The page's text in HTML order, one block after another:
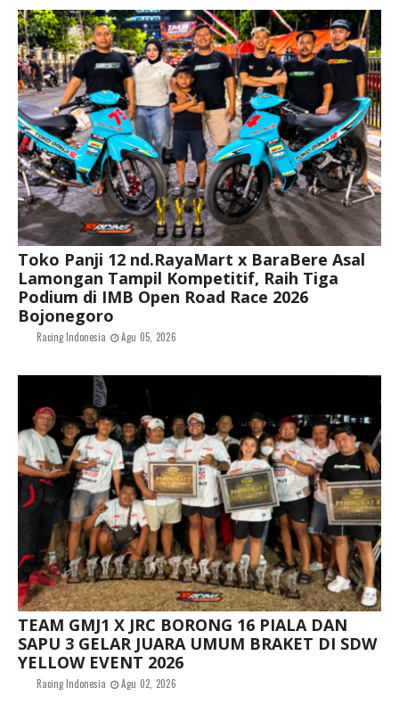
Toko Panji 12 nd.RayaMart x BaraBere Asal
Lamongan Tampil Kompetitif, Raih Tiga
Podium di IMB Open Road Race 2026
Bojonegoro
Racing Indonesia Agu 05, 2026
TEAM GMJ1 X JRC BORONG 16 PIALA DAN
SAPU 3 GELAR JUARA UMUM BRAKET DI SDW
YELLOW EVENT 2026
Racing Indonesia Agu 02, 2026